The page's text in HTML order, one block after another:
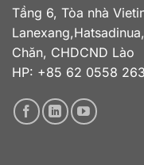
Tầng 6, Tòa nhà
Chăn, CHDCND Lào
HP: +85 62 0558